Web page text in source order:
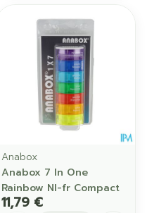
Anabox
Anabox 7 In One
Rainbow Nl-fr Compact
11,79 €